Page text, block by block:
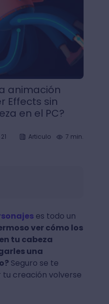
animación
Effects sin
en el PC?
Articulo 7 min.
es todo un
ver cómo los
tu cabeza
una
Seguro se te
tu creación volverse